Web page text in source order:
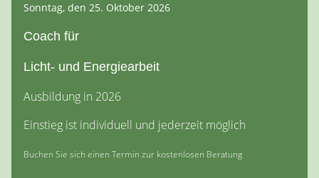
Sonntag, den 25. Oktober 2026
Coach für
Licht- und Energiearbeit
Ausbildung in 2026
Einstieg ist individuell und jederzeit möglich
Buchen Sie sich einen Termin zur kostenlosen Beratung